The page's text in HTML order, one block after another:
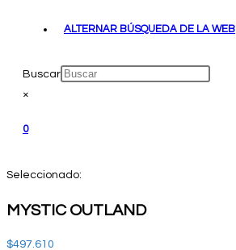
ALTERNAR BÚSQUEDA DE LA WEB
Buscar
×
0
Seleccionado:
MYSTIC OUTLAND
$497.610